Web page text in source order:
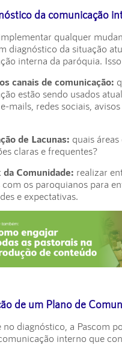
da comunicação
qualquer
diagnóstico da situação
interna da paróquia.
canais de comunicação:
estão sendo usados
mails, redes sociais,
de Lacunas: quais
claras e frequentes?
da Comunidade: realizar
com os paroquianos para
e expectativas.
de um Plano de
no diagnóstico, a Pascom
interno que